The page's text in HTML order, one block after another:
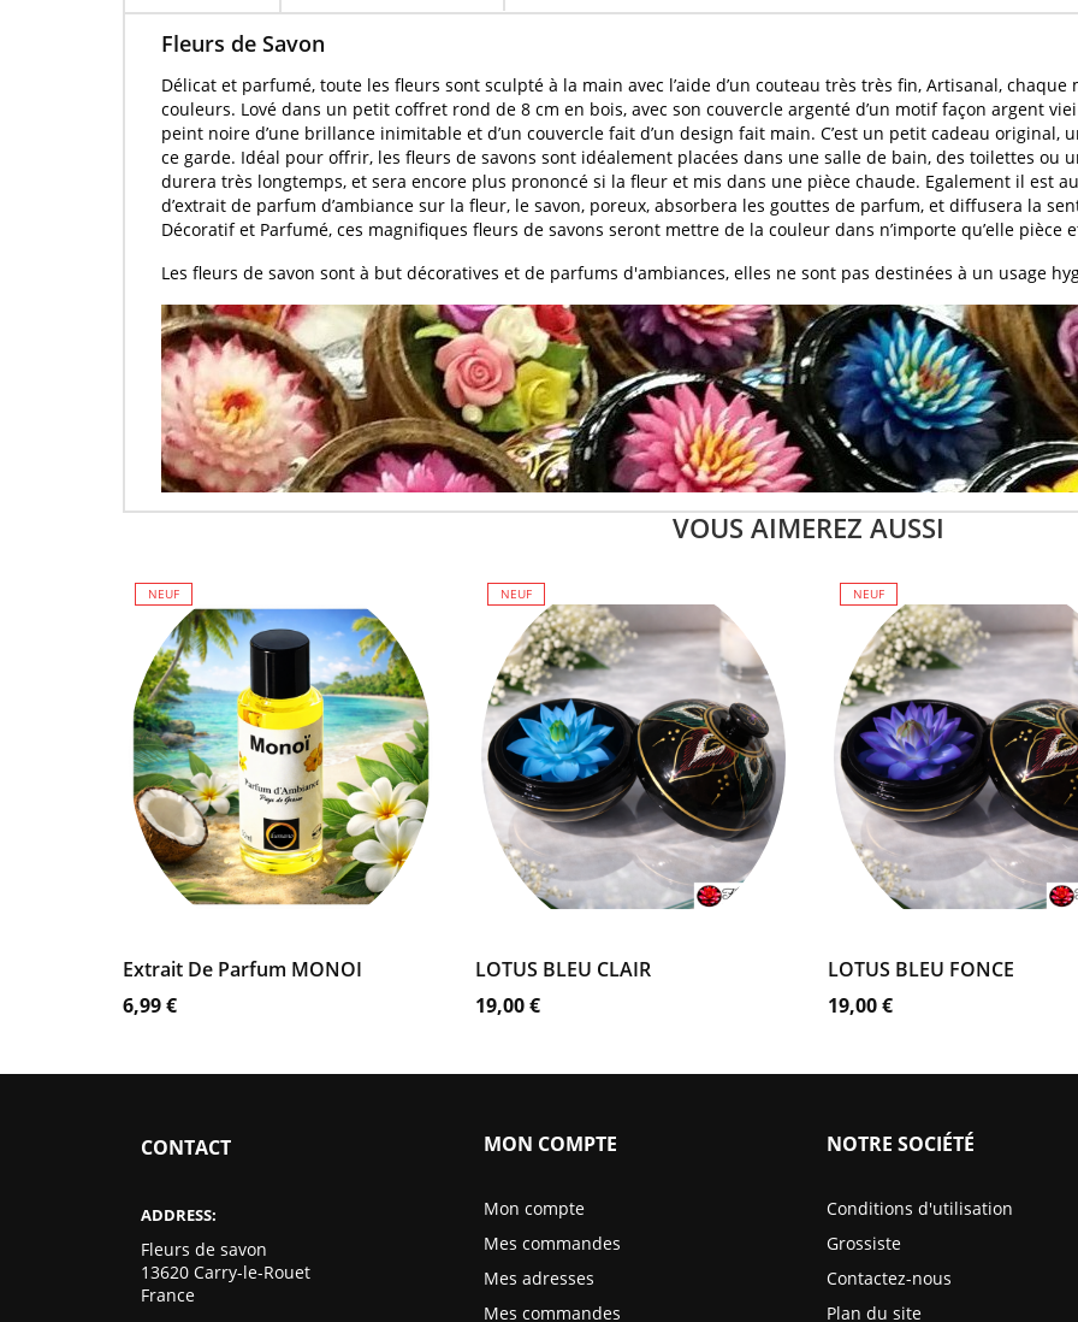
Fleurs de Savon
Délicat et parfumé, toute les fleurs sont sculpté à la main avec l’aide d’un couteau très très fin, Artisanal,
couleurs. Lové dans un petit coffret rond de 8 cm en bois, avec son couvercle argenté d’un motif façon argent
peint noire d’une brillance inimitable et d’un couvercle fait d’un design fait main. C’est un petit cadeau
ce garde. Idéal pour offrir, les fleurs de savons sont idéalement placées dans une salle de bain, des toilettes ou
durera très longtemps, et sera encore plus prononcé si la fleur et mis dans une pièce chaude. Egalement il est
d’extrait de parfum d’ambiance sur la fleur, le savon, poreux, absorbera les gouttes de parfum, et diffusera la
Décoratif et Parfumé, ces magnifiques fleurs de savons seront mettre de la couleur dans n’importe qu’elle pièce
Les fleurs de savon sont à but décoratives et de parfums d'ambiances, elles ne sont pas destinées à un usage
VOUS AIMEREZ AUSSI
NEUF
Extrait De Parfum MONOI
Prix
6,99 €
NEUF
Coffret
Noir
LOTUS BLEU CLAIR
Prix
19,00 €
NEUF
Coffret
Noir
LOTUS BLEU FONCE
Prix
19,00 €
CONTACT
ADDRESS:
Fleurs de savon
13620 Carry-le-Rouet
France
MON COMPTE
Mon compte
Mes commandes
Mes adresses
Mes commandes
NOTRE SOCIÉTÉ
Conditions d'utilisation
Grossiste
Contactez-nous
Plan du site